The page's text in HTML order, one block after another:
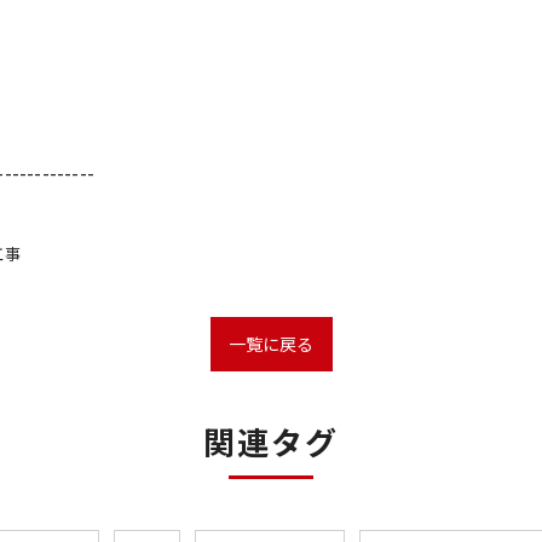
事
一覧に戻る
関連タグ